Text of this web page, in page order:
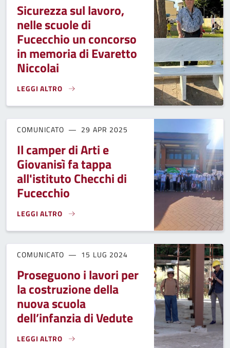
Sicurezza sul lavoro,
nelle scuole di
Fucecchio un concorso
in memoria di Evaretto
Niccolai
LEGGI ALTRO
SICUREZZA SUL LAVORO, NELLE SCUOLE DI FUCECCHIO
COMUNICATO 29 APR 2025
Il camper di Arti e
Giovanisì fa tappa
all'istituto Checchi di
Fucecchio
LEGGI ALTRO
IL CAMPER DI ARTI E GIOVANISÌ FA TAPPA ALL'ISTITUTO
COMUNICATO 15 LUG 2024
Proseguono i lavori per
la costruzione della
nuova scuola
dell’infanzia di Vedute
LEGGI ALTRO
PROSEGUONO I LAVORI PER LA COSTRUZIONE DELLA